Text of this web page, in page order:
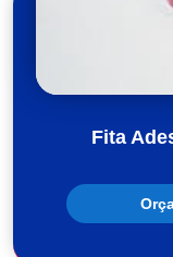
Fita